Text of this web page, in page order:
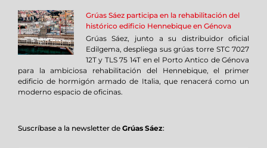
Grúas Sáez participa en la rehabilitación del
histórico edificio Hennebique en Génova
Grúas Sáez, junto a su distribuidor oficial
Edilgema, despliega sus grúas torre STC 7027
12T y TLS 75 14T en el Porto Antico de Génova
para la ambiciosa rehabilitación del Hennebique, el primer
edificio de hormigón armado de Italia, que renacerá como un
moderno espacio de oficinas.
Suscríbase a la newsletter de Grúas Sáez: